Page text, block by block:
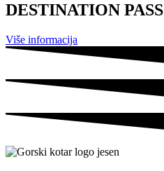
DESTINATION PASS
Više informacija